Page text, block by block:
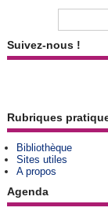
Suivez-nous !
Rubriques
Bibliothèque
Sites utiles
A propos
Agenda